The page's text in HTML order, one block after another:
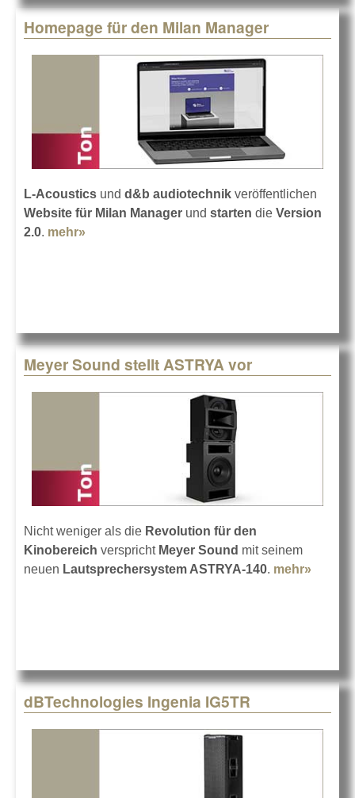
Homepage für den Milan Manager
L-Acoustics und d&b audiotechnik veröffentlichen
Website für Milan Manager und starten die Version
2.0. mehr»
Meyer Sound stellt ASTRYA vor
Nicht weniger als die Revolution für den
Kinobereich verspricht Meyer Sound mit seinem
neuen Lautsprechersystem ASTRYA-140. mehr»
dBTechnologies Ingenia IG5TR